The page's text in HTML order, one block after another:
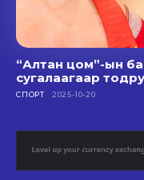
“Алтан цом”-ын
сугалаагаар
СПОРТ 2025-10-20